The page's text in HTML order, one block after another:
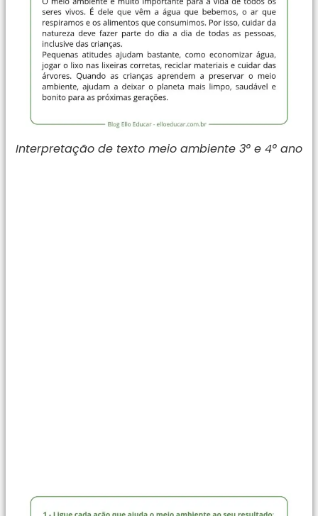
Interpretação de texto meio ambiente 3° e 4° ano